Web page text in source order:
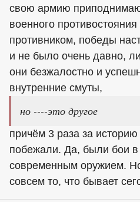
свою армию
военного
противником, победы
и не было очень давно,
они безжалостно и
внутренние смуты,
но ----это другое
причём 3 раза за
побежали. Да, были бои в
современным оружием.
совсем то, что бывает